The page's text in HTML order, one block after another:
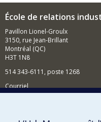
École de relations
Pavillon Lionel-Groulx
3150, rue Jean-Brillant
Montréal (QC)
H3T 1N8
514 343-6111, poste 1268
Courriel
Comment soutenir l'École?